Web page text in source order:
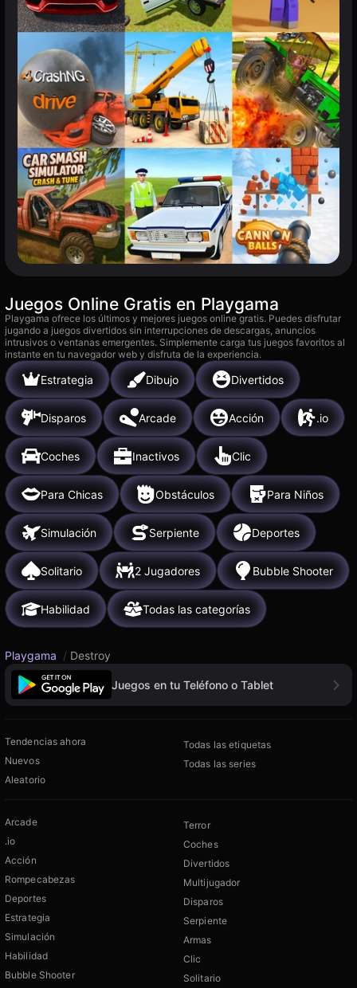
Juegos Online Gratis en Playgama
Playgama ofrece los últimos y mejores juegos online gratis. Puedes disfrutar
jugando a juegos divertidos sin interrupciones de descargas, anuncios
intrusivos o ventanas emergentes. Simplemente carga tus juegos favoritos al
instante en tu navegador web y disfruta de la experiencia.
Estrategia Dibujo Divertidos
Disparos Arcade Acción .io
Coches Inactivos Clic
Para Chicas Obstáculos Para Niños
Simulación Serpiente Deportes
Solitario 2 Jugadores Bubble Shooter
Habilidad Todas las categorías
Playgama / Destroy
Juegos en tu Teléfono o Tablet
Tendencias ahora
Nuevos
Aleatorio
Todas las etiquetas
Todas las series
Arcade
.io
Acción
Rompecabezas
Deportes
Estrategia
Simulación
Habilidad
Bubble Shooter
Terror
Coches
Divertidos
Multijugador
Disparos
Serpiente
Armas
Clic
Solitario